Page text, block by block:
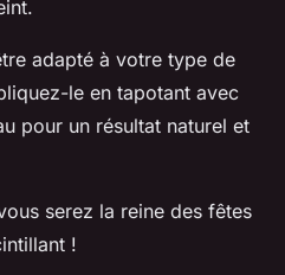
adapté à votre type de
le en tapotant avec
pour un résultat naturel et
serez la reine des fêtes
!